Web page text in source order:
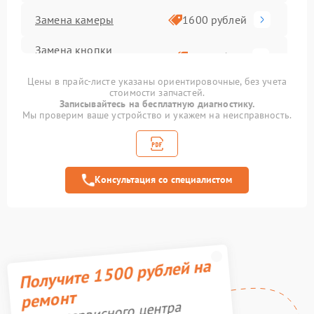
Замена камеры 1600 рублей
Замена кнопки
800 рублей
Замена аккумулятора 500 рублей
Замена задней крышки
Комплексная чистка 900 рублей
1100 рублей
Ремонт камеры
Цены в прайс-листе указаны ориентировочные, без учета
стоимости запчастей.
Записывайтесь на бесплатную диагностику.
Мы проверим ваше устройство и укажем на неисправность.
Консультация со специалистом
Получите 1500 рублей на
ремонт